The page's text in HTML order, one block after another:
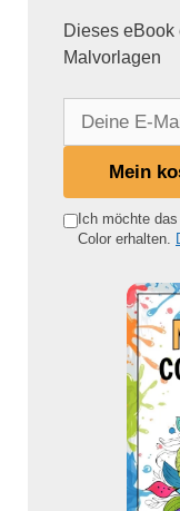
Dieses eBook
Malvorlagen
e
Mein
Ich möchte
Color erhalten.